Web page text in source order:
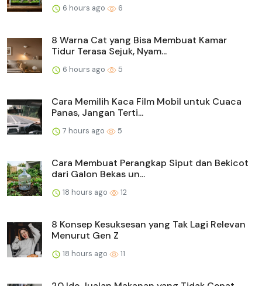
6 hours ago 6
8 Warna Cat yang Bisa Membuat Kamar
Tidur Terasa Sejuk, Nyam...
6 hours ago 5
Cara Memilih Kaca Film Mobil untuk Cuaca
Panas, Jangan Terti...
7 hours ago 5
Cara Membuat Perangkap Siput dan Bekicot
dari Galon Bekas un...
18 hours ago 12
8 Konsep Kesuksesan yang Tak Lagi Relevan
Menurut Gen Z
18 hours ago 11